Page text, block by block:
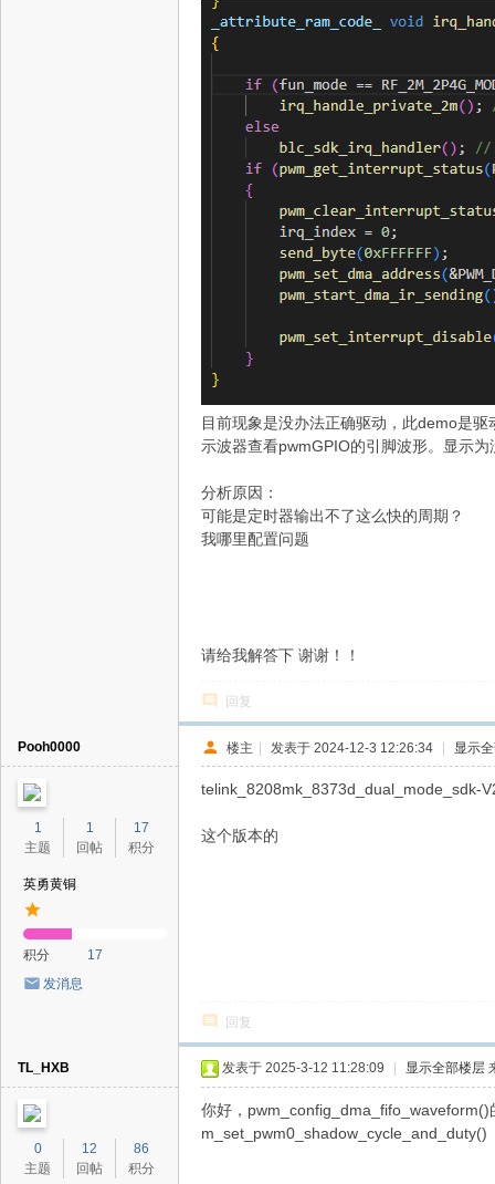
目前现象是没办法正确驱动，此demo是
示波器查看pwmGPIO的引脚波形。显示
分析原因：
可能是定时器输出不了这么快的周期？
我哪里配置问题
请给我解答下 谢谢！！
回复
Pooh0000
1
主题
1
回帖
17
积分
英勇黄铜
积分
17
发消息
楼主 | 发表于 2024-12-3 12:26:34 | 显示
telink_8208mk_8373d_dual_mode_sdk-
这个版本的
回复
TL_HXB
0
主题
12
回帖
86
积分
发表于 2025-3-12 11:28:09 显示全部楼层
你好，
m_set_pwm0_shadow_cycle_and_duty()